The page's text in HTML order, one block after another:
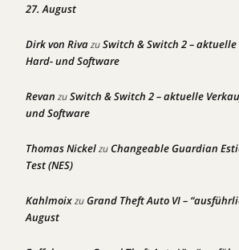
27. August
Dirk von RivazuSwitch & Switch 2 –
Hard- und Software
Revan zuSwitch & Switch 2 – aktuelle
und Software
Thomas NickelzuChangeable Guardian
Test (NES)
KahlmoixzuGrand Theft Auto VI –
August